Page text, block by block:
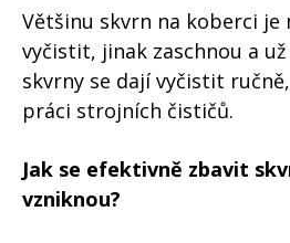
Většinu skvrn na koberci je
vyčistit, jinak zaschnou a
skvrny se dají vyčistit
práci strojních čističů.
Jak se efektivně zbavit
vzniknou?